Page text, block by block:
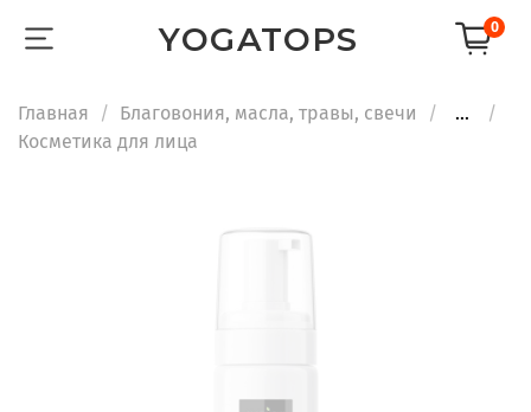
YOGATOPS 0
Главная Благовония, масла, травы, свечи
...
Косметика для лица